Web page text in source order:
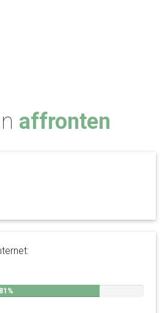
affronten
81%